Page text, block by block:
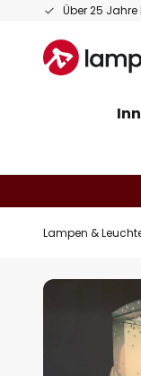
Über 25
Zum
springen
Lampen &
Zum
Bildgalerie